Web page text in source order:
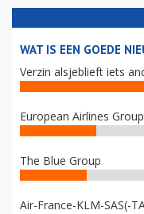
WAT IS EEN GOEDE
Verzin alsjeblieft iets
European Airlines
The Blue Group
Air-France-KLM-SAS(-